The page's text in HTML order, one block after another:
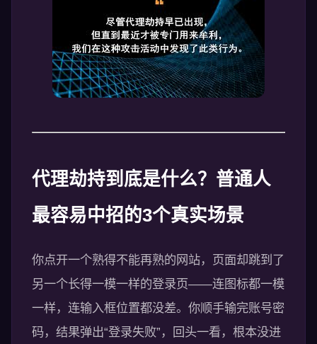
代理劫持到底是什么？普通人
最容易中招的3个真实场景
你点开一个熟得不能再熟的网站，页面却跳到了
另一个长得一模一样的登录页——连图标都一模
一样，连输入框位置都没差。你顺手输完账号密
码，结果弹出“登录失败”，回头一看，根本没进